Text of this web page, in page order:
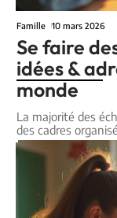
Famille 10 mars 2026
Se faire
idées &
monde
La majorité des
des cadres